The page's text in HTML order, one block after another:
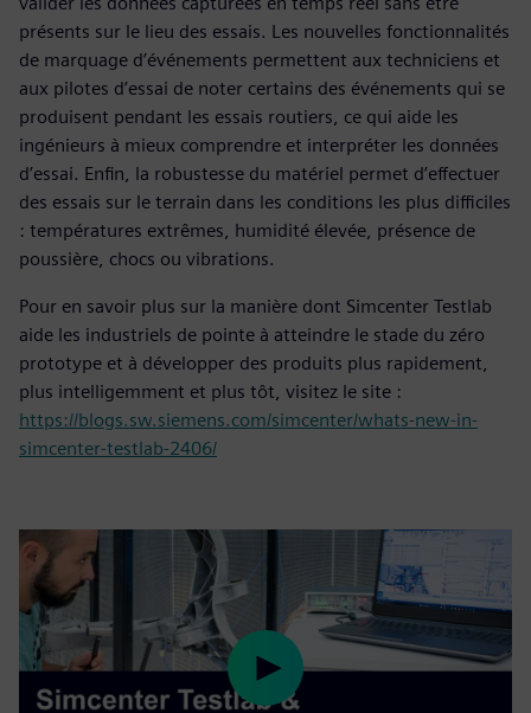
présents sur le lieu des essais. Les nouvelles fonctionnalités
de marquage d’événements permettent aux techniciens et
aux pilotes d’essai de noter certains des événements qui se
produisent pendant les essais routiers, ce qui aide les
ingénieurs à mieux comprendre et interpréter les données
d’essai. Enfin, la robustesse du matériel permet d’effectuer
des essais sur le terrain dans les conditions les plus difficiles
: températures extrêmes, humidité élevée, présence de
poussière, chocs ou vibrations.
Pour en savoir plus sur la manière dont Simcenter Testlab
aide les industriels de pointe à atteindre le stade du zéro
prototype et à développer des produits plus rapidement,
plus intelligemment et plus tôt, visitez le site :
https://blogs.sw.siemens.com/simcenter/whats-new-in-
simcenter-testlab-2406/
Play